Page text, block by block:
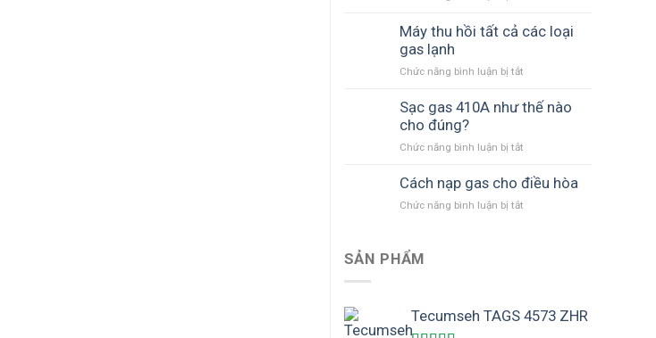
lớn
EPS
kho
ngành
thực
Máy thu hồi tất cả các loại
gas lạnh
Chức năng bình luận bị tắt
thu
loại
Sạc gas 410A như thế nào
cho đúng?
Chức năng bình luận bị tắt
gas
Cách nạp gas cho điều hòa
Chức năng bình luận bị tắt
SẢN PHẨM
Tecumseh TAGS 4573 ZHR